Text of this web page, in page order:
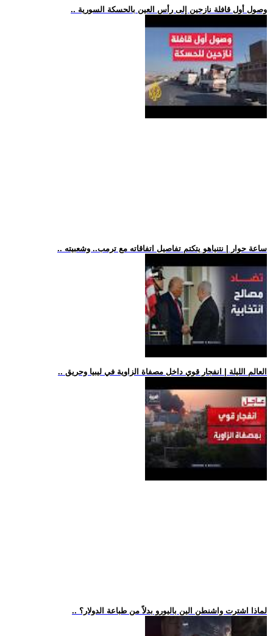
.. وصول أول قافلة نازحين إلى رأس العين بالحسكة السورية
.. ساعة حوار | نتنياهو يتكتم تفاصيل اتفاقاته مع ترمب.. وشعبيته
.. العالم الليلة | انفجار قوي داخل مصفاة الزاوية في ليبيا وحريق
.. لماذا اشترت واشنطن الين باليورو بدلاً من طباعة الدولار؟